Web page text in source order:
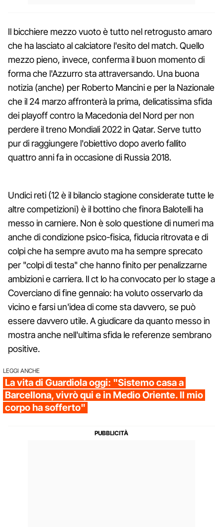
Il bicchiere mezzo vuoto è tutto nel retrogusto amaro
che ha lasciato al calciatore l'esito del match. Quello
mezzo pieno, invece, conferma il buon momento di
forma che l'Azzurro sta attraversando. Una buona
notizia (anche) per Roberto Mancini e per la Nazionale
che il 24 marzo affronterà la prima, delicatissima sfida
dei playoff contro la Macedonia del Nord per non
perdere il treno Mondiali 2022 in Qatar. Serve tutto
pur di raggiungere l'obiettivo dopo averlo fallito
quattro anni fa in occasione di Russia 2018.
Undici reti (12 è il bilancio stagione considerate tutte le
altre competizioni) è il bottino che finora Balotelli ha
messo in carniere. Non è solo questione di numeri ma
anche di condizione psico-fisica, fiducia ritrovata e di
colpi che ha sempre avuto ma ha sempre sprecato
per "colpi di testa" che hanno finito per penalizzarne
ambizioni e carriera. Il ct lo ha convocato per lo stage a
Coverciano di fine gennaio: ha voluto osservarlo da
vicino e farsi un'idea di come sta davvero, se può
essere davvero utile. A giudicare da quanto messo in
mostra anche nell'ultima sfida le referenze sembrano
positive.
LEGGI ANCHE
La vita di Guardiola oggi: "Sistemo casa a
Barcellona, vivrò qui e in Medio Oriente. Il mio
corpo ha sofferto"